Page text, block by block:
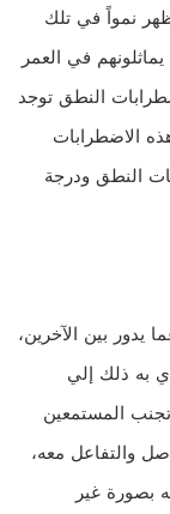
نمواً في تلك
في العمر
النطق توجد
الاضطرابات
النطق ودرجة
يدور بين الآخرين،
به ذلك إلي
المستمعين
والتفاعل معه،
بصورة غير